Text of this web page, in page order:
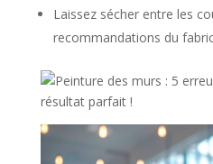
Laissez sécher entre les
recommandations du